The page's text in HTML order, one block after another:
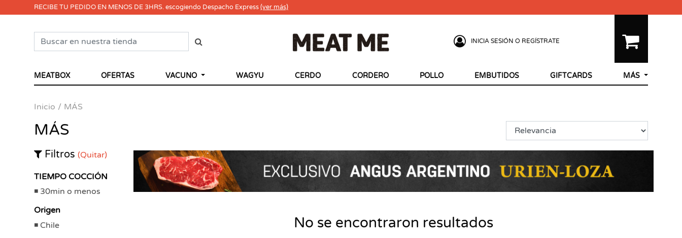
RECIBE TU PEDIDO EN MENOS DE 3HRS. escogiendo Despacho Express(ver más)
INICIA SESIÓN O REGÍSTRATE
MEATBOX OFERTAS VACUNO WAGYU CERDO CORDERO POLLO EMBUTIDOS GIFTCARDS MÁS
Inicio MÁS
MÁS
Filtros (Quitar)
TIEMPO COCCIÓN
30min o menos
Origen
Chile
No se encontraron resultados